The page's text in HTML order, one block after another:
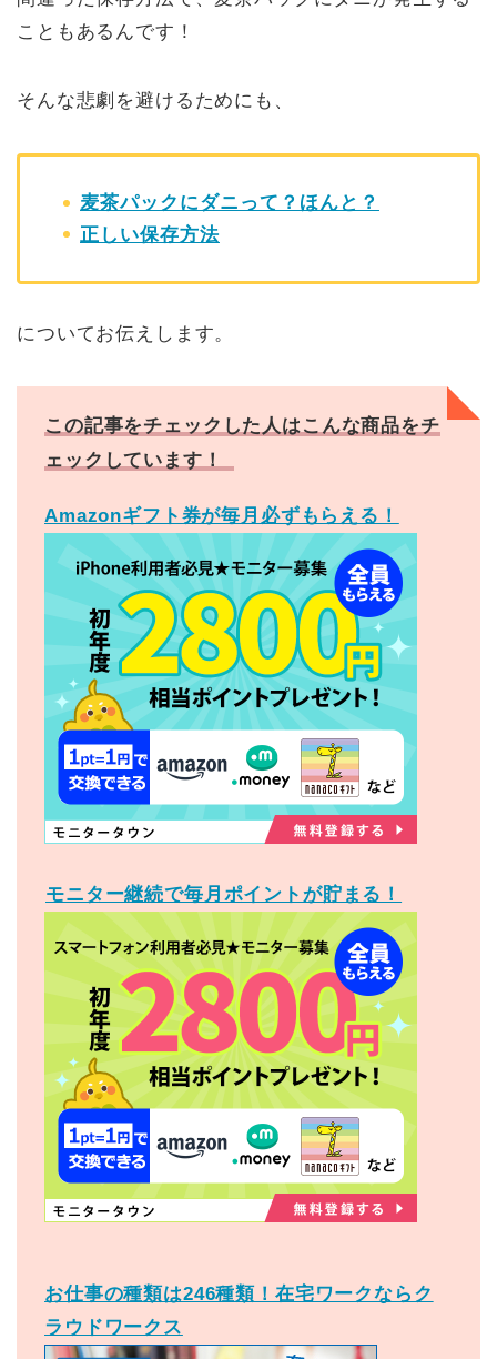
こともあるんです！
そんな悲劇を避けるためにも、
麦茶パックにダニって？ほんと？
正しい保存方法
についてお伝えします。
この記事をチェックした人はこんな商品をチ
ェックしています！
Amazonギフト券が毎月必ずもらえる！
モニター継続で毎月ポイントが貯まる！
お仕事の種類は246種類！在宅ワークならク
ラウドワークス